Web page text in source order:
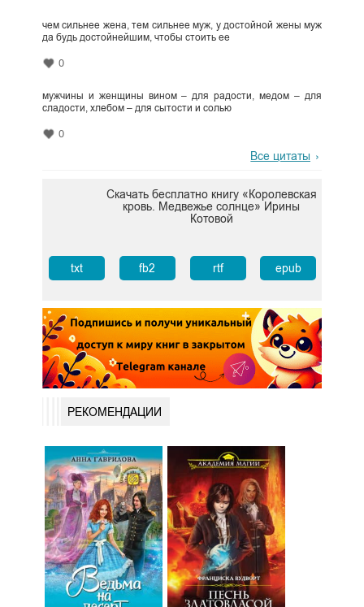
чем сильнее жена, тем сильнее муж, у достойной жены муж
да будь достойнейшим, чтобы стоить ее
0
мужчины и женщины вином – для радости, медом – для
сладости, хлебом – для сытости и солью
0
Все цитаты
Скачать бесплатно книгу «Королевская
кровь. Медвежье солнце» Ирины
Котовой
txt fb2 rtf epub
РЕКОМЕНДАЦИИ